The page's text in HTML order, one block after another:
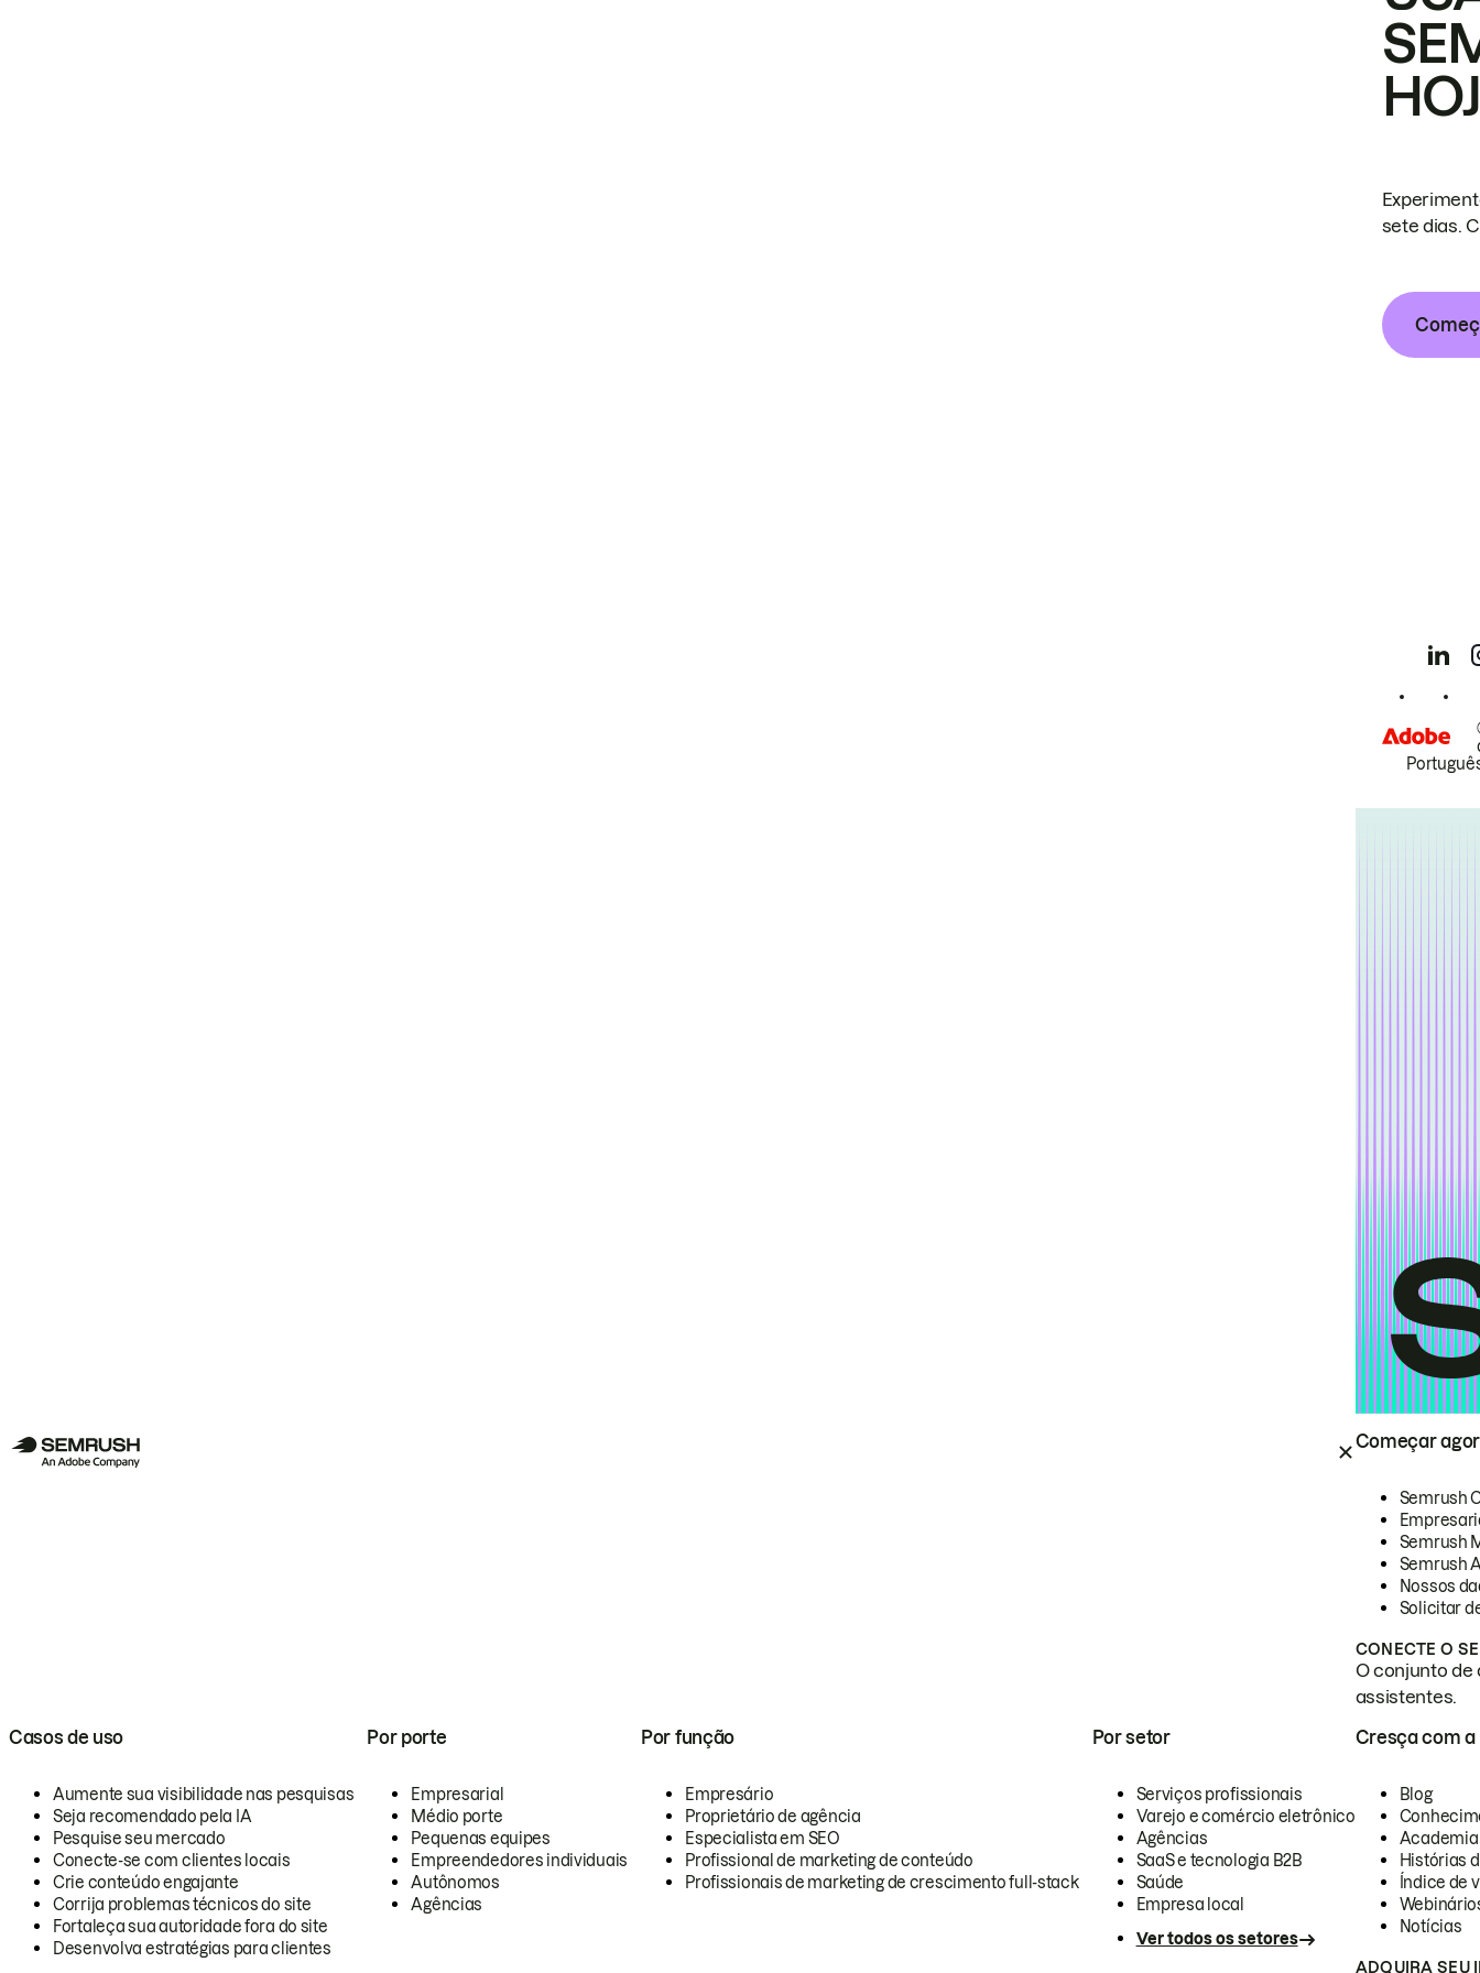
Começar
Semrush
Semrush
Semrush
Nossos
Solicitar
CONECTE O
O conjunto de
assistentes.
Casos de uso
Aumente sua visibilidade nas pesquisas
Seja recomendado pela IA
Pesquise seu mercado
Conecte-se com clientes locais
Crie conteúdo engajante
Corrija problemas técnicos do site
Fortaleça sua autoridade fora do site
Desenvolva estratégias para clientes
Por porte
Empresarial
Médio porte
Pequenas equipes
Empreendedores individuais
Autônomos
Agências
Por função
Empresário
Proprietário de agência
Especialista em SEO
Profissional de marketing de conteúdo
Profissionais de marketing de crescimento full-stack
Por setor
Serviços profissionais
Varejo e comércio eletrônico
Agências
SaaS e tecnologia B2B
Saúde
Empresa local
Ver todos os setores
Cresça com a
Blog
Academia
Histórias
Índice de
Notícias
ADQUIRA SEU
sete dias.